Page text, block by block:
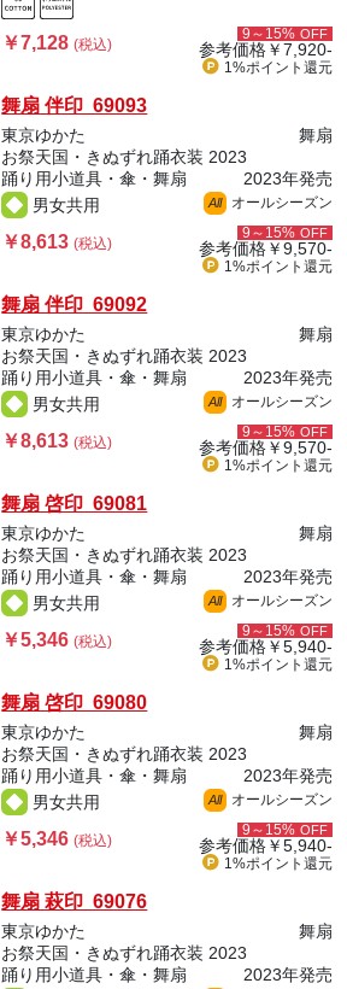
￥7,128(税込)
9～15% OFF
参考価格￥7,920-
1%ポイント 還元
舞扇 伴印 69093
東京ゆかた
舞扇
お祭天国・きぬずれ踊衣装 2023
踊り用小道具・傘・舞扇
2023年発売
男女共用
All オールシーズン
￥8,613(税込)
9～15% OFF
参考価格￥9,570-
1%ポイント 還元
舞扇 伴印 69092
東京ゆかた
舞扇
お祭天国・きぬずれ踊衣装 2023
踊り用小道具・傘・舞扇
2023年発売
男女共用
All オールシーズン
￥8,613(税込)
9～15% OFF
参考価格￥9,570-
1%ポイント 還元
舞扇 啓印 69081
東京ゆかた
舞扇
お祭天国・きぬずれ踊衣装 2023
踊り用小道具・傘・舞扇
2023年発売
男女共用
All オールシーズン
￥5,346(税込)
9～15% OFF
参考価格￥5,940-
1%ポイント 還元
舞扇 啓印 69080
東京ゆかた
舞扇
お祭天国・きぬずれ踊衣装 2023
踊り用小道具・傘・舞扇
2023年発売
男女共用
All オールシーズン
￥5,346(税込)
9～15% OFF
参考価格￥5,940-
1%ポイント 還元
舞扇 萩印 69076
東京ゆかた
舞扇
お祭天国・きぬずれ踊衣装 2023
踊り用小道具・傘・舞扇
2023年発売